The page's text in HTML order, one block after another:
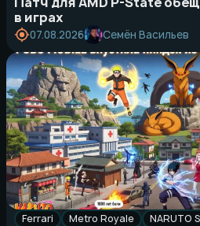
в играх
07.08.2026 Семён Васильев
Ferrari Metro Royale NARUTO